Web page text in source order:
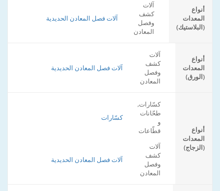
أنواع
المعدات
(البلاستيك)
آلات
كشف
وفصل
المعادن
آلات فصل المعادن الحديدية
أنواع
المعدات
(الورق)
آلات
كشف
وفصل
المعادن
آلات فصل المعادن الحديدية
أنواع
المعدات
(الزجاج)
كسّارات,
طحّانات
و
قطّاعات
كسّارات
آلات
كشف
وفصل
المعادن
آلات فصل المعادن الحديدية